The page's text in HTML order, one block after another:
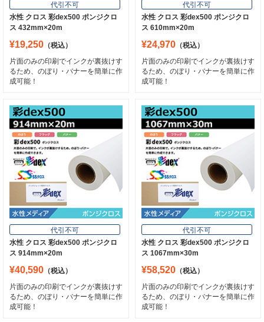
代引不可
水性 クロス 彩dex500 ポンジクロ
ス 432mm×20m
¥19,250 （税込）
片面のみの印刷でインクが裏抜けす
るため、のぼり・バナーを簡単に作
成可能！
代引不可
水性 クロス 彩dex500 ポンジクロ
ス 610mm×20m
¥24,970 （税込）
片面のみの印刷でインクが裏抜けす
るため、のぼり・バナーを簡単に作
成可能！
代引不可
水性 クロス 彩dex500 ポンジクロ
ス 914mm×20m
¥40,590 （税込）
片面のみの印刷でインクが裏抜けす
るため、のぼり・バナーを簡単に作
成可能！
代引不可
水性 クロス 彩dex500 ポンジクロ
ス 1067mm×30m
¥58,520 （税込）
片面のみの印刷でインクが裏抜けす
るため、のぼり・バナーを簡単に作
成可能！